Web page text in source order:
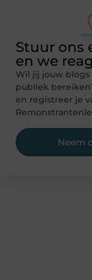
Stuur ons
en we
Wil jij jouw
publiek
en registreer je
Neem